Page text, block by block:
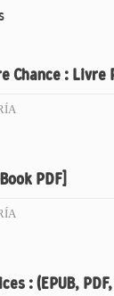
Chance : Livre
PDF]
: (EPUB,